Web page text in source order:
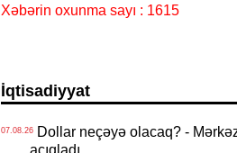
Xəbərin oxunma sayı : 1615
İqtisadiyyat
07.08.26Dollar neçəyə olacaq? -
açıqladı